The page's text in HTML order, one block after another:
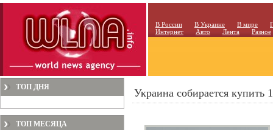
В России В Украине В мире
Интернет
Авто Лента Разное
ТОП ДНЯ
ТОП МЕСЯЦА
Украина собирается купить